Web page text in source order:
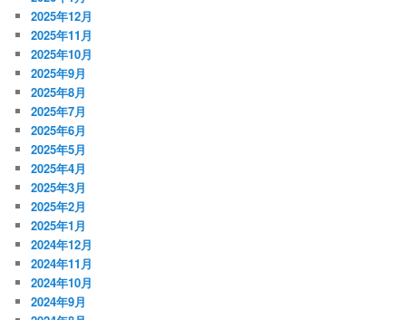
2025年12月
2025年11月
2025年10月
2025年9月
2025年8月
2025年7月
2025年6月
2025年5月
2025年4月
2025年3月
2025年2月
2025年1月
2024年12月
2024年11月
2024年10月
2024年9月